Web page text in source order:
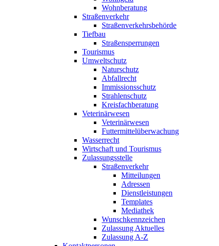
Wohnberatung
Straßenverkehr
Straßenverkehrsbehörde
Tiefbau
Straßensperrungen
Tourismus
Umweltschutz
Naturschutz
Abfallrecht
Immissionsschutz
Strahlenschutz
Kreisfachberatung
Veterinärwesen
Veterinärwesen
Futtermittelüberwachung
Wasserrecht
Wirtschaft und Tourismus
Zulassungsstelle
Straßenverkehr
Mitteilungen
Adressen
Dienstleistungen
Templates
Mediathek
Wunschkennzeichen
Zulassung Aktuelles
Zulassung A-Z